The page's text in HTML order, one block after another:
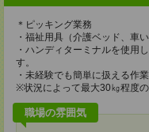
＊ピッキング業務
・福祉用具（介護ベッド、車
・ハンディターミナルを使用
す。
・未経験でも簡単に扱える作
※状況によって最大30㎏程度
職場の雰囲気